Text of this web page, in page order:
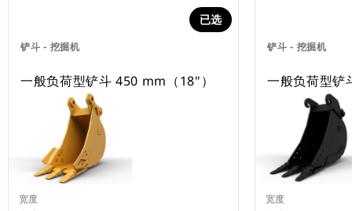
铲斗 - 挖掘机
已选
一般负荷型铲斗 450 mm（18"）
宽度
铲斗 - 挖掘机
一般负荷型
宽度